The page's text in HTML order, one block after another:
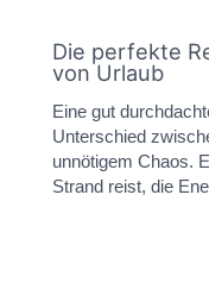
Die perfekte
von Urlaub
Eine gut
Unterschied
unnötigem Chaos.
Strand reist, die